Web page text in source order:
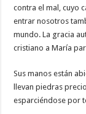
contra el mal, cuyo
entrar nosotros
mundo. La gracia
cristiano a María
Sus manos están
llevan piedras
esparciéndose por